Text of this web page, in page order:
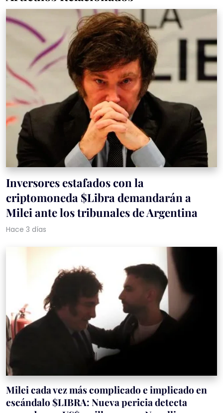
Inversores estafados con la
criptomoneda $Libra demandarán a
Milei ante los tribunales de Argentina
Hace 3 días
Milei cada vez más complicado e implicado en
escándalo $LIBRA: Nueva pericia detecta